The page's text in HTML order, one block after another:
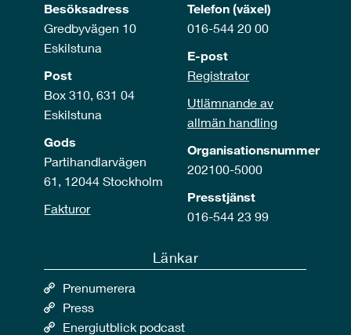
Besöksadress
Gredbyvägen 10
Eskilstuna
Post
Box 310, 631 04
Eskilstuna
Gods
Partihandlarvägen
61, 12044 Stockholm
Fakturor
Telefon (växel)
016-544 20 00
E-post
Registrator
Utlämnande av
allmän handling
Organisationsnummer
202100-5000
Presstjänst
016-544 23 99
Länkar
Prenumerera
Press
Energiutblick podcast